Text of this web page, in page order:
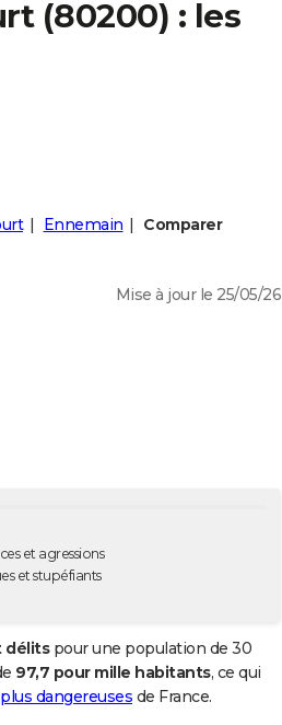
(80200) : les
Ennemain
Comparer
Mise à jour le 25/05/26
et agressions
et stupéfiants
délitspour une population de 30
97,7 pour mille habitants, ce qui
dangereuses de France.